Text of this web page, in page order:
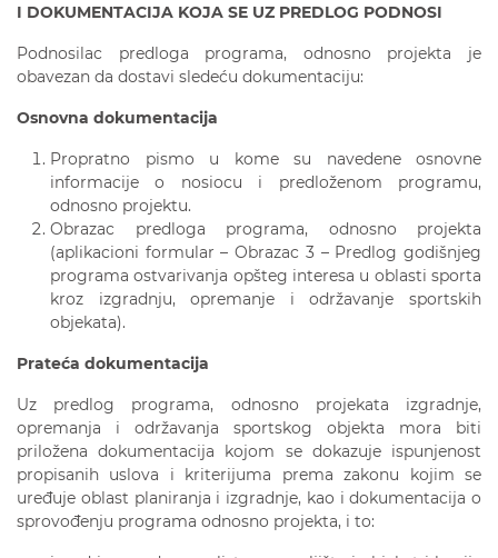
I DOKUMENTACIJA KOJA SE UZ PREDLOG PODNOSI
Podnosilac predloga programa, odnosno projekta je
obavezan da dostavi sledeću dokumentaciju:
Osnovna dokumentacija
Propratno pismo u kome su navedene osnovne
informacije o nosiocu i predloženom programu,
odnosno projektu.
Obrazac predloga programa, odnosno projekta
(aplikacioni formular – Obrazac 3 – Predlog godišnjeg
programa ostvarivanja opšteg interesa u oblasti sporta
kroz izgradnju, opremanje i održavanje sportskih
objekata).
Prateća dokumentacija
Uz predlog programa, odnosno projekata izgradnje,
opremanja i održavanja sportskog objekta mora biti
priložena dokumentacija kojom se dokazuje ispunjenost
propisanih uslova i kriterijuma prema zakonu kojim se
uređuje oblast planiranja i izgradnje, kao i dokumentacija o
sprovođenju programa odnosno projekta, i to: